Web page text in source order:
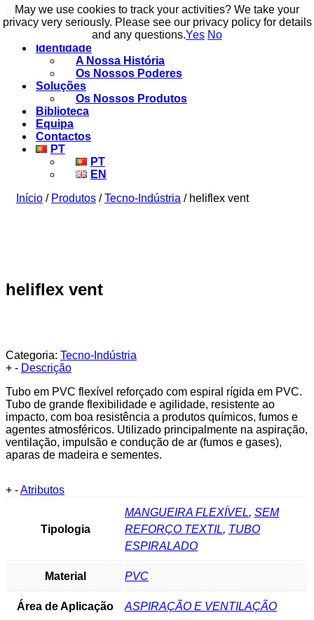
build to flow.
Identidade
A Nossa História
Os Nossos Poderes
Soluções
Os Nossos Produtos
Biblioteca
Equipa
Contactos
PT
PT
EN
Início / Produtos /Tecno-Indústria / heliflex vent
heliflex vent
Categoria: Tecno-Indústria
+ - Descrição
Tubo em PVC flexível reforçado com espiral rígida em PVC.
Tubo de grande flexibilidade e agilidade, resistente ao
impacto, com boa resistência a produtos químicos, fumos e
agentes atmosféricos. Utilizado principalmente na aspiração,
ventilação, impulsão e condução de ar (fumos e gases),
aparas de madeira e sementes.
+ -Atributos
Tipologia
MANGUEIRA FLEXÍVEL, SEM
REFORÇO TEXTIL, TUBO
ESPIRALADO
Material PVC
Área de Aplicação ASPIRAÇÃO E VENTILAÇÃO
May we use cookies to track your activities? We take your
privacy very seriously. Please see our privacy policy for details
and any questions.Yes No
May we use cookies to track your activities? We take your
privacy very seriously. Please see our privacy policy for details
and any questions.Yes No